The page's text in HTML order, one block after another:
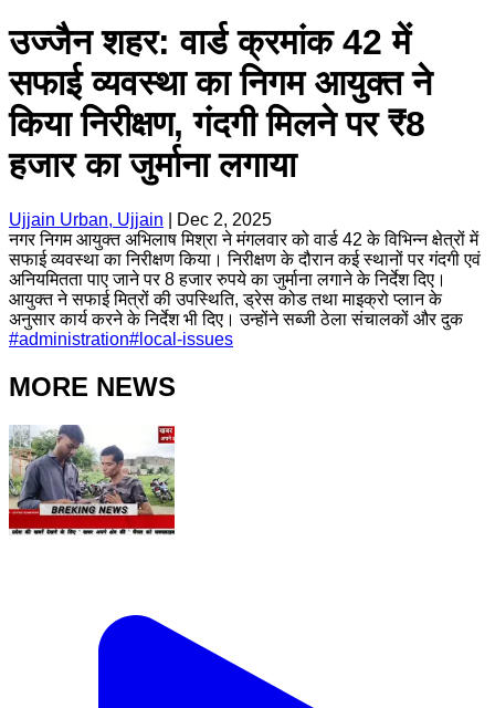
उज्जैन शहर: वार्ड क्रमांक 42 में
सफाई व्यवस्था का निगम आयुक्त ने
किया निरीक्षण, गंदगी मिलने पर ₹8
हजार का जुर्माना लगाया
Ujjain Urban, Ujjain
Dec 2, 2025
नगर निगम आयुक्त अभिलाष मिश्रा ने मंगलवार को वार्ड 42 के विभिन्न क्षेत्रों में
सफाई व्यवस्था का निरीक्षण किया। निरीक्षण के दौरान कई स्थानों पर गंदगी एवं
अनियमितता पाए जाने पर 8 हजार रुपये का जुर्माना लगाने के निर्देश दिए।
आयुक्त ने सफाई मित्रों की उपस्थिति, ड्रेस कोड तथा माइक्रो प्लान के
अनुसार कार्य करने के निर्देश भी दिए। उन्होंने सब्जी ठेला संचालकों और दुक
#administration# local-issues
MORE NEWS